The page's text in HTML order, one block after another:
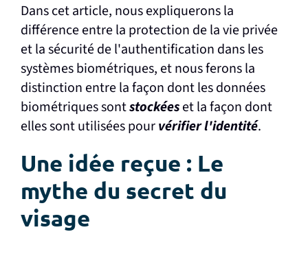
Dans cet article, nous expliquerons la
différence entre la protection de la vie privée
et la sécurité de l'authentification dans les
systèmes biométriques, et nous ferons la
distinction entre la façon dont les données
biométriques sontstockéeset la façon dont
elles sont utilisées pourvérifierl'identité.
Une idée reçue : Le
mythe du secret du
visage